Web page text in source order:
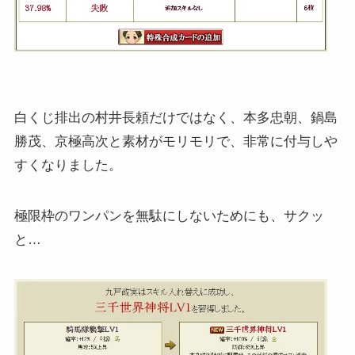
白くじ排出の村井長頼だけではなく、本多忠朝、鍋島
勝茂、京極高次と素材がモリモリで、非常に付与しや
すくなりました。
極限枠のワンパンを無駄にしないためにも、サクッ
と…